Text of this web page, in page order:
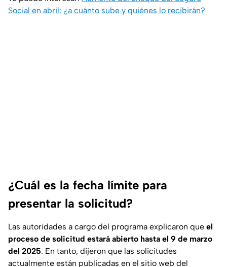
Social en abril: ¿a cuánto sube y quiénes lo recibirán?
¿Cuál es la fecha límite para
presentar la solicitud?
Las autoridades a cargo del programa explicaron que el
proceso de solicitud estará abierto hasta el 9 de marzo
del 2025. En tanto, dijeron que las solicitudes
actualmente están publicadas en el sitio web del